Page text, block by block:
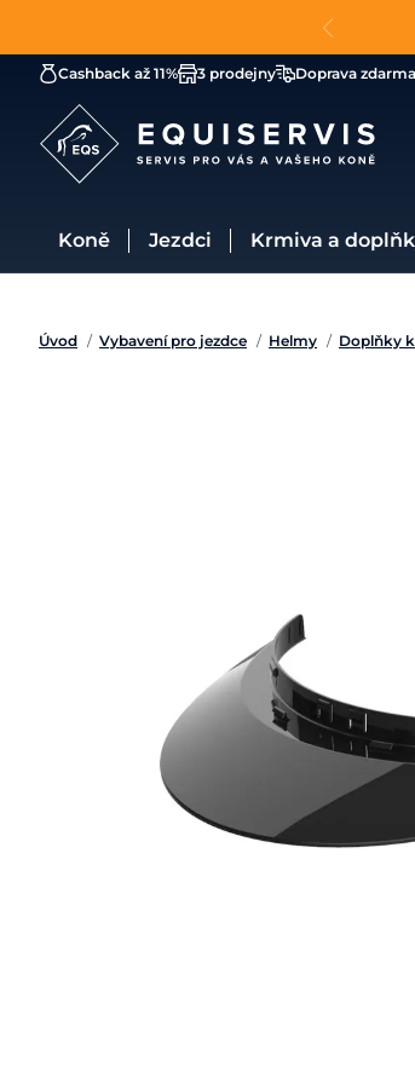
Cashback až 11% 3 prodejny Doprava
Koně Jezdci Krmiva a
Úvod / Vybavení pro jezdce / Helmy / Doplňky